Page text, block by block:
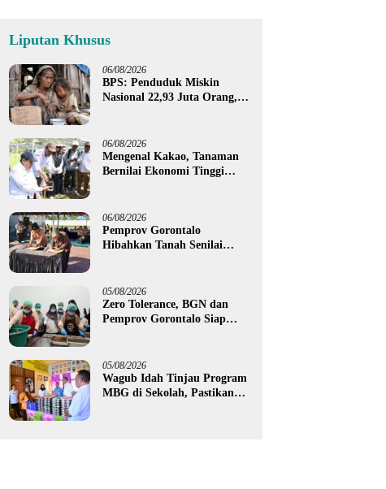
Liputan Khusus
06/08/2026
BPS: Penduduk Miskin
Nasional 22,93 Juta Orang,
06/08/2026
Mengenal Kakao, Tanaman
Bernilai Ekonomi Tinggi
Petani Boalemo
06/08/2026
Pemprov Gorontalo
Hibahkan Tanah Senilai
05/08/2026
Zero Tolerance, BGN dan
Pemprov Gorontalo Siap
05/08/2026
Wagub Idah Tinjau Program
MBG di Sekolah, Pastikan